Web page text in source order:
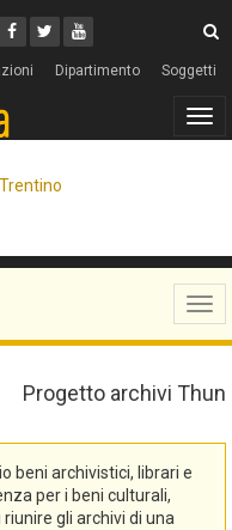
Facebook
Twitter
Youtube
Dipartimento Soggetti
Progetto archivi Thun
beni archivistici, librari e
per i beni culturali,
gli archivi di una